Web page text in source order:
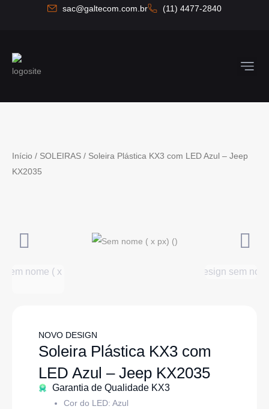
conteúdo
sac@galtecom.com.br (11) 4477-2840
Início / SOLEIRAS / Soleira Plástica KX3 com LED Azul – Jeep
KX2035
NOVO DESIGN
Soleira Plástica KX3 com
LED Azul – Jeep KX2035
Garantia de Qualidade KX3
Cor do LED: Azul